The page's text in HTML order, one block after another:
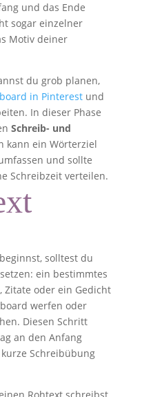
und das Ende
sogar einzelner
Motiv deiner
du grob planen,
in Pinterestund
In dieser Phase
Schreib- und
kann ein Wörterziel
und sollte
Schreibzeit verteilen.
solltest du
ein bestimmtes
Zitate oder ein Gedicht
werfen oder
Diesen Schritt
an den Anfang
Schreibübung